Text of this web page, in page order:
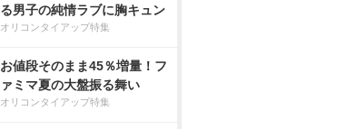
る男子の純情ラブに胸キュン
オリコンタイアップ特集
お値段そのまま45％増量！フ
ァミマ夏の大盤振る舞い
オリコンタイアップ特集